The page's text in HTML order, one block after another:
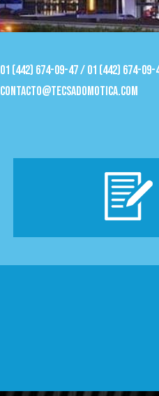
01 (442) 674-09-47 / 01 (442) 674-
contacto@tecsadomotica.com